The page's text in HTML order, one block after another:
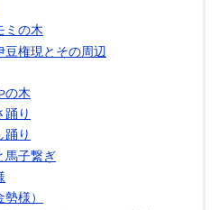
ミの木
豆権現とその周辺
の木
踊り
踊り
馬子繋ぎ
様）